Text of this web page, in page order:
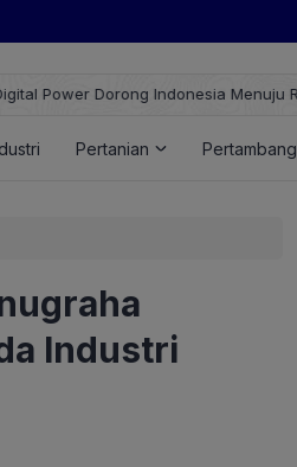
Power Dorong Indonesia Menuju
Pertanian
Industri